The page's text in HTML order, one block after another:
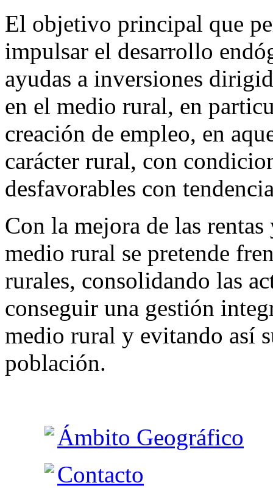
El objetivo principal que
impulsar el desarrollo
ayudas a inversiones
en el medio rural, en
creación de empleo, en
carácter rural, con
desfavorables con
Con la mejora de las
medio rural se pretende
rurales, consolidando las
conseguir una gestión
medio rural y evitando así
población.
Ámbito Geográfico
Contacto